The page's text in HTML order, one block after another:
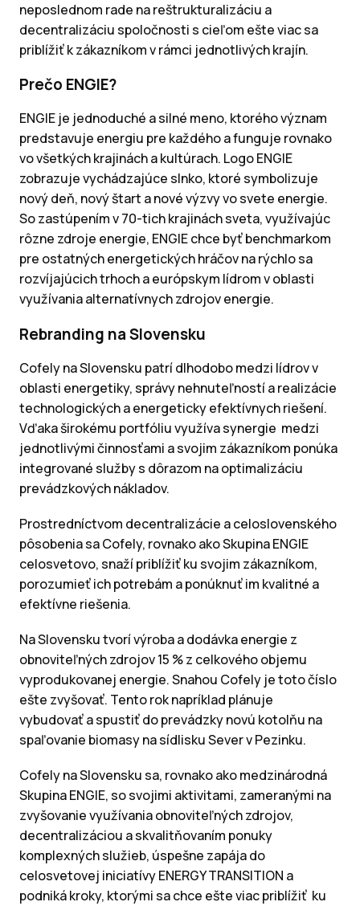
neposlednom rade na reštrukturalizáciu a
decentralizáciu spoločnosti s cieľom ešte viac sa
priblížiť k zákazníkom v rámci jednotlivých krajín.
Prečo ENGIE?
ENGIE je jednoduché a silné meno, ktorého význam
predstavuje energiu pre každého a funguje rovnako
vo všetkých krajinách a kultúrach. Logo ENGIE
zobrazuje vychádzajúce slnko, ktoré symbolizuje
nový deň, nový štart a nové výzvy vo svete energie.
So zastúpením v 70-tich krajinách sveta, využívajúc
rôzne zdroje energie, ENGIE chce byť benchmarkom
pre ostatných energetických hráčov na rýchlo sa
rozvíjajúcich trhoch a európskym lídrom v oblasti
využívania alternatívnych zdrojov energie.
Rebranding na Slovensku
Cofely na Slovensku patrí dlhodobo medzi lídrov v
oblasti energetiky, správy nehnuteľností a realizácie
technologických a energeticky efektívnych riešení.
Vďaka širokému portfóliu využíva synergie medzi
jednotlivými činnosťami a svojim zákazníkom ponúka
integrované služby s dôrazom na optimalizáciu
prevádzkových nákladov.
Prostredníctvom decentralizácie a celoslovenského
pôsobenia sa Cofely, rovnako ako Skupina ENGIE
celosvetovo, snaží priblížiť ku svojim zákazníkom,
porozumieť ich potrebám a ponúknuť im kvalitné a
efektívne riešenia.
Na Slovensku tvorí výroba a dodávka energie z
obnoviteľných zdrojov 15 % z celkového objemu
vyprodukovanej energie. Snahou Cofely je toto číslo
ešte zvyšovať. Tento rok napríklad plánuje
vybudovať a spustiť do prevádzky novú kotolňu na
spaľovanie biomasy na sídlisku Sever v Pezinku.
Cofely na Slovensku sa, rovnako ako medzinárodná
Skupina ENGIE, so svojimi aktivitami, zameranými na
zvyšovanie využívania obnoviteľných zdrojov,
decentralizáciou a skvalitňovaním ponuky
komplexných služieb, úspešne zapája do
celosvetovej iniciatívy ENERGY TRANSITION a
podniká kroky, ktorými sa chce ešte viac priblížiť ku